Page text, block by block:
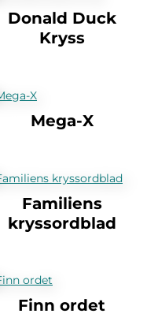
Donald Duck
Kryss
Mega-X
Familiens
kryssordblad
Finn ordet